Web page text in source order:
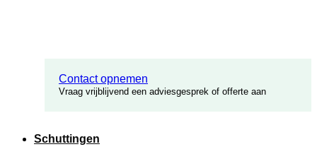
Contact opnemen
Vraag vrijblijvend een adviesgesprek of offerte aan
Schuttingen